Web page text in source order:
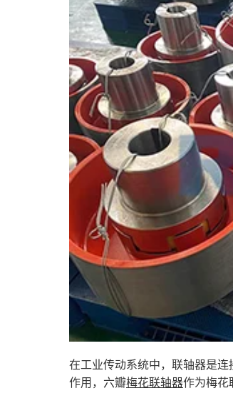
在工业传动系统中，联轴器是
作用，六瓣梅花联轴器作为梅花